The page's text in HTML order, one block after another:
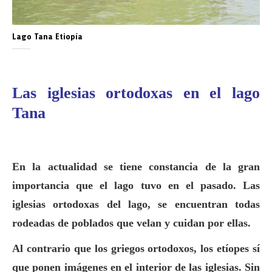
Lago Tana Etiopía
Las iglesias ortodoxas en el lago
Tana
En la actualidad se tiene constancia de la gran
importancia que el lago tuvo en el pasado. Las
iglesias ortodoxas del lago, se encuentran todas
rodeadas de poblados que velan y cuidan por ellas.
Al contrario que los griegos ortodoxos, los etíopes sí
que ponen imágenes en el interior de las iglesias. Sin